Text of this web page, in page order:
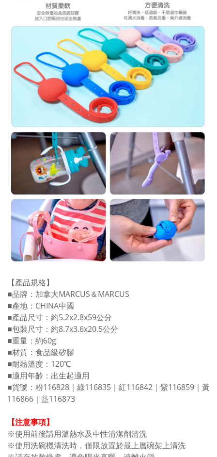
【產品規格】
■品牌：加拿大MARCUS＆MARCUS
■產地：CHINA中國
■產品尺寸：約5.2x2.8x59公分
■包裝尺寸：約8.7x3.6x20.5公分
■重量：約60g
■材質：食品級矽膠
■耐熱溫度：120℃
■適用年齡：出生起適用
■貨號：粉116828｜綠116835｜紅116842｜紫116859｜黃
116866｜藍116873
【注意事項】
※使用前後請用溫熱水及中性清潔劑清洗
※使用洗碗機清洗時，僅限放置於最上層碗架上清洗